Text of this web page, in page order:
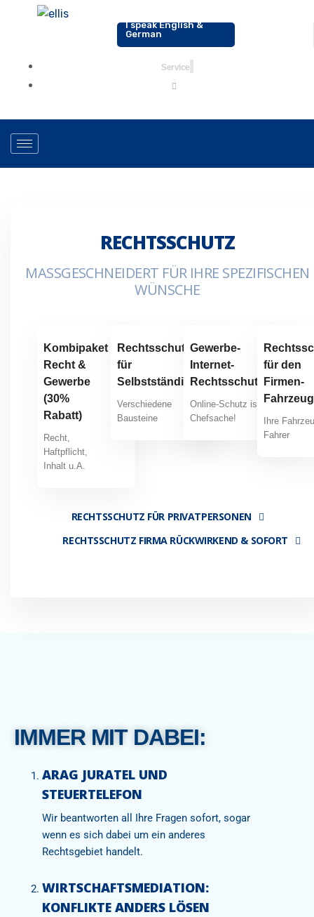
0176-20178142
I speak English &
German
Service
RECHTSSCHUTZ
MASSGESCHNEIDERT FÜR IHRE SPEZIFISCHEN W
ÜNSCHE
Kombipaket
Recht &
Gewerbe
(30%
Rabatt)
Recht,
Haftpflicht,
Inhalt u.A.
los
Rechtsschutz
für
Selbstständige
Verschiedene
Bausteine
los
Gewerbe-
Internet-
Rechtsschutz
Online-Schutz ist
Chefsache!
los
für den
Firmen-
Ihre
Fahrer
RECHTSSCHUTZ FÜR PRIVATPERSONEN
RECHTSSCHUTZ FIRMA RÜCKWIRKEND & SOFORT
IMMER MIT DABEI:
ARAG JURATEL UND
STEUERTELEFON
Wir beantworten all Ihre Fragen sofort, sogar
wenn es sich dabei um ein anderes
Rechtsgebiet handelt.
WIRTSCHAFTSMEDIATION:
KONFLIKTE ANDERS LÖSEN